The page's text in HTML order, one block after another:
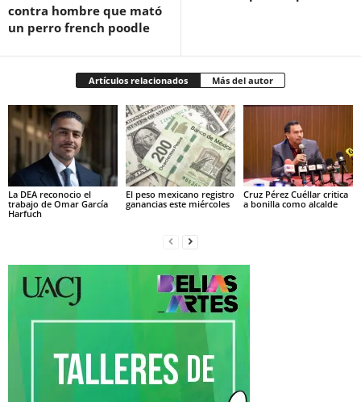
contra hombre que mató
un perro french poodle
Artículos relacionados Más del autor
La DEA reconocio el
trabajo de Omar García
Harfuch
El peso mexicano registro
ganancias este miércoles
Cruz Pérez Cuéllar critica
a bonilla como alcalde